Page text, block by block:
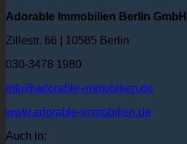
Adorable Immobilien Berlin GmbH
Zillestr. 66 | 10585 Berlin
030-3478 1980
info@adorable-immobilien.de
www.adorable-immobilien.de
Auch in: